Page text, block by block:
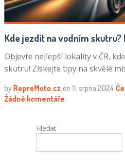
Kde jezdit na vodním skutru?
Objevte nejlepší lokality v ČR,
skutru! Získejte tipy na skvělé
by RepreMoto.cz on 11. srpna 2024
Žádné komentáře
Hledat